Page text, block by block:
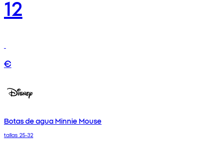
12
€
Botas de agua Minnie Mouse
tallas 25-32